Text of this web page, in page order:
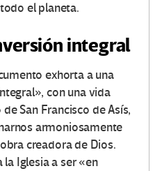
el planeta.
integral
exhorta a una
con una vida
San Francisco de Asís,
armoniosamente
creadora de Dios.
Iglesia a ser «en